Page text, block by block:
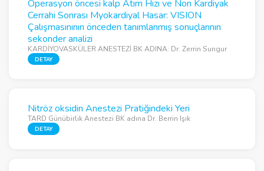
Operasyon öncesi kalp Atım Hızı ve Non Kardiyak
Cerrahi Sonrası Myokardiyal Hasar: VISION
Çalışmasınının önceden tanımlanmış sonuçlarının
sekonder analizi
KARDİYOVASKÜLER ANESTEZİ BK ADINA: Dr. Zerrin Sungur
DETAY
Nitröz oksidin Anestezi Pratiğindeki Yeri
TARD Günübirlik Anestezi BK adına Dr. Berrin Işık
DETAY